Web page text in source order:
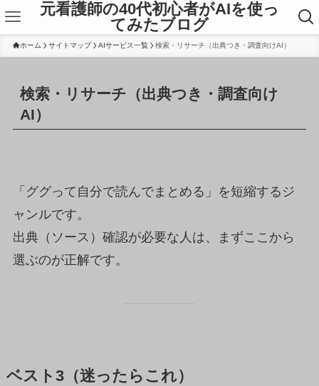
元看護師の40代初心者がAIを使っ
てみたブログ
ホーム サイトマップ AIサービス一覧 検索・リサーチ（出典つき・調査向けAI）
検索・リサーチ（出典つき・調査向け
AI）
「ググって自分で読んでまとめる」を短縮するジ
ャンルです。
出典（ソース）確認が必要な人は、まずここから
選ぶのが正解です。
ベスト3（迷ったらこれ）